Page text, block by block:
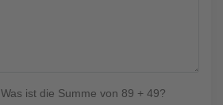
Was ist die Summe von 89 + 49?